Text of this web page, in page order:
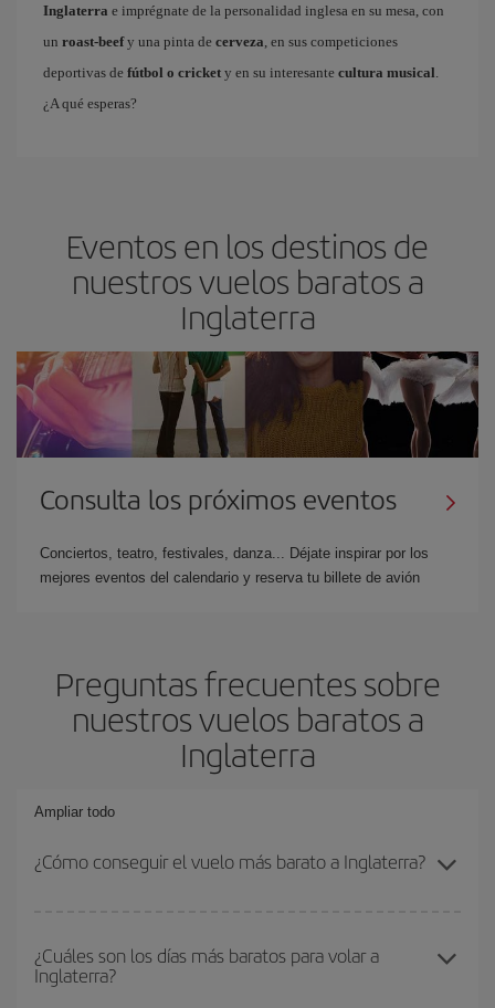
Inglaterra e imprégnate de la personalidad inglesa en su mesa, con
un roast-beefy una pinta de cerveza , en sus competiciones
deportivas de fútbol o cricket y en su interesante cultura musical
¿A qué esperas?
Eventos en los destinos de
nuestros vuelos baratos a
Inglaterra
Consulta los próximos eventos
Conciertos, teatro, festivales, danza... Déjate inspirar por los
mejores eventos del calendario y reserva tu billete de avión
Preguntas frecuentes sobre
nuestros vuelos baratos a
Inglaterra
Ampliar todo
¿Cómo conseguir el vuelo más barato a Inglaterra?
barato si evitas temporadas altas, compras con antelación y
puedes ser flexible con las fechas y horarios de ida y vuelta.
¿Cuáles son los días más baratos para volar a
Inglaterra?